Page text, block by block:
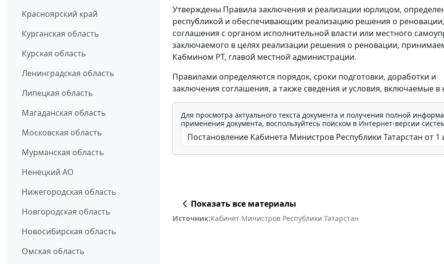
Красноярский край
Курганская область
Курская область
Ленинградская область
Липецкая область
Магаданская область
Московская область
Мурманская область
Ненецкий АО
Нижегородская область
Новгородская область
Новосибирская область
Омская область
Утверждены Правила заключения и реализации юрлицом,
республикой и обеспечивающим реализацию решения о реновации,
соглашения с органом исполнительной власти или местного
заключаемого в целях реализации решения о реновации,
Кабмином РТ, главой местной администрации.
Правилами определяются порядок, сроки подготовки, доработки и
заключения соглашения, а также сведения и условия, включаемые в
Для просмотра актуального текста документа и получения полной
применения документа, воспользуйтесь поиском в Интернет-версии
Показать все материалы
Источник:Кабинет Министров Республики Татарстан